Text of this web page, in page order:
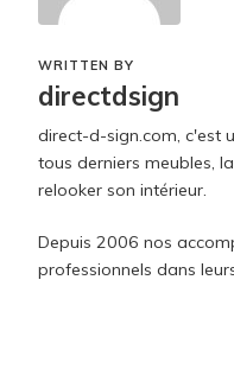
WRITTEN BY
directdsign
direct-d-sign.com, c'est
tous derniers meubles,
relooker son intérieur.
Depuis 2006 nos
professionnels dans